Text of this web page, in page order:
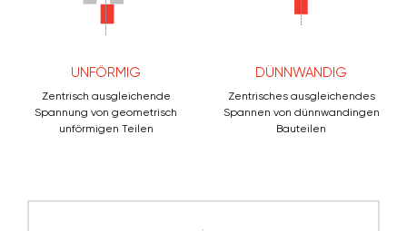
UNFÖRMIG
Zentrisch ausgleichende
Spannung von geometrisch
unförmigen Teilen
DÜNNWANDIG
Zentrisches ausgleichendes
Spannen von dünnwandingen
Bauteilen